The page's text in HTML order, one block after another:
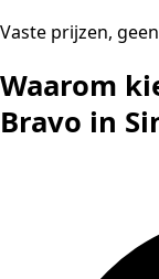
Vaste prijzen,
Waarom
Bravo in